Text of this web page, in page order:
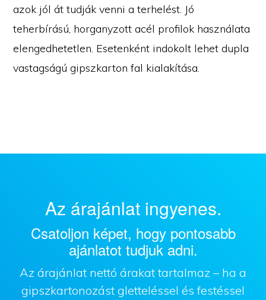
azok jól át tudják venni a terhelést. Jó
teherbírású, horganyzott acél profilok használata
elengedhetetlen. Esetenként indokolt lehet dupla
vastagságú gipszkarton fal kialakítása.
Az árajánlat ingyenes.
Csatoljon képet, hogy pontosabb
ajánlatot tudjuk adni.
Az árajánlat nettó árakat tartalmaz – ha a
gipszkartonozást gletteléssel és festéssel